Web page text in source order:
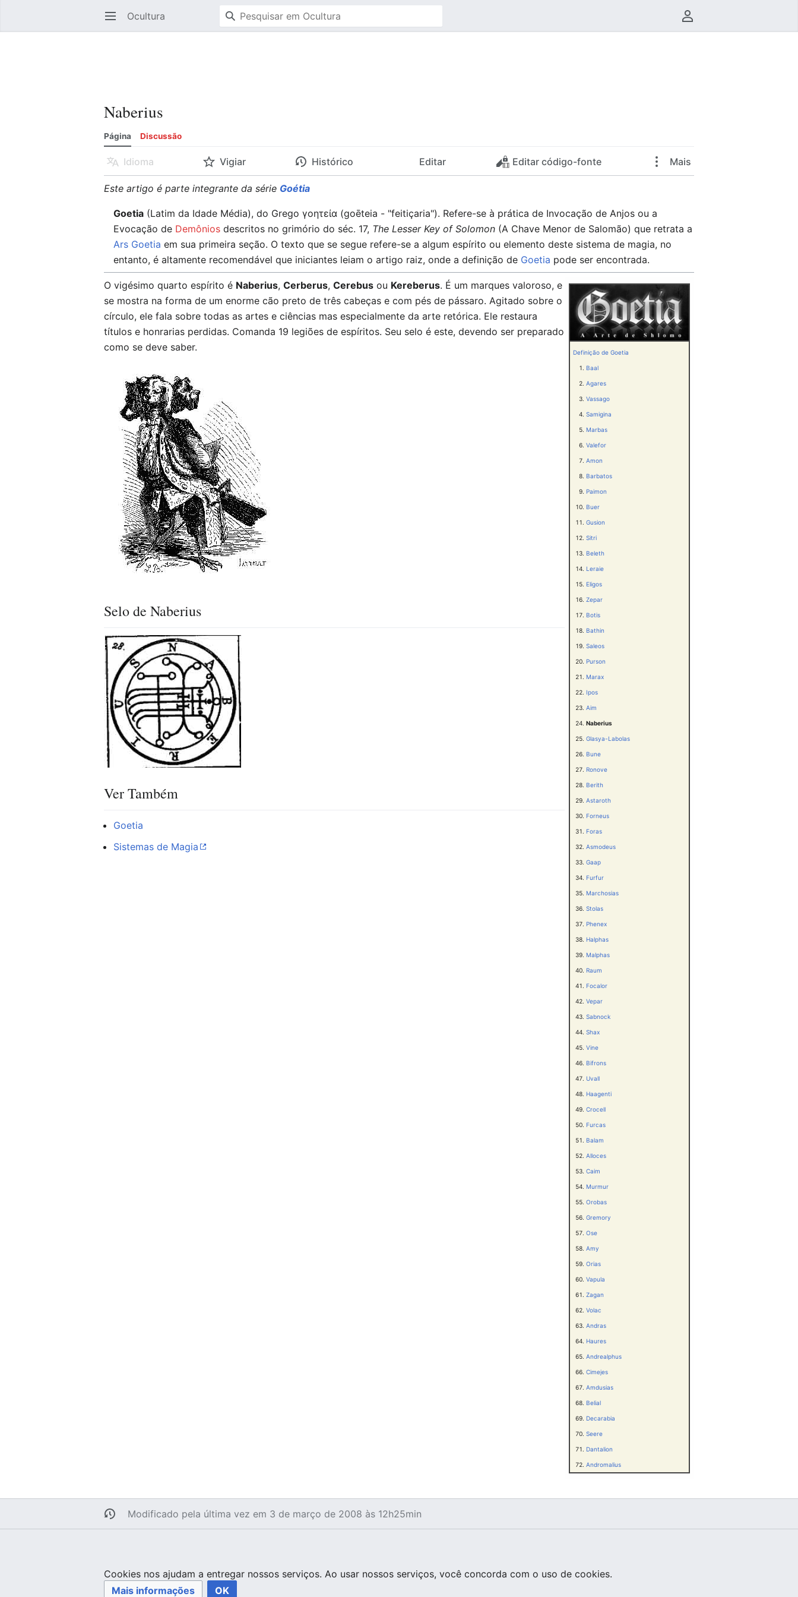
Abrir menu principal Ocultura Menu do usuário
Naberius
Página Discussão
Idioma Vigiar Histórico Editar Editar código-fonte Mais
Este artigo é parte integrante da série Goétia
Goetia (Latim da Idade Média), do Grego γοητεία (goēteia - "feitiçaria"). Refere-se à prática de Invocação de Anjos ou a
Evocação de Demônios descritos no grimório do séc. 17, The Lesser Key of Solomon (A Chave Menor de Salomão) que retrata a
Ars Goetia em sua primeira seção. O texto que se segue refere-se a algum espírito ou elemento deste sistema de magia, no
entanto, é altamente recomendável que iniciantes leiam o artigo raiz, onde a definição de Goetia pode ser encontrada.
Definição de Goetia
Baal
Agares
Vassago
Samigina
Marbas
Valefor
Amon
Barbatos
Paimon
Buer
Gusion
Sitri
Beleth
Leraie
Eligos
Zepar
Botis
Bathin
Saleos
Purson
Marax
Ipos
Aim
Naberius
Glasya-Labolas
Bune
Ronove
Berith
Astaroth
Forneus
Foras
Asmodeus
Gaap
Furfur
Marchosias
Stolas
Phenex
Halphas
Malphas
Raum
Focalor
Vepar
Sabnock
Shax
Vine
Bifrons
Uvall
Haagenti
Crocell
Furcas
Balam
Alloces
Caim
Murmur
Orobas
Gremory
Ose
Amy
Orias
Vapula
Zagan
Volac
Andras
Haures
Andrealphus
Cimejes
Amdusias
Belial
Decarabia
Seere
Dantalion
Andromalius
O vigésimo quarto espírito é Naberius,Cerberus,Cerebus ou Kereberus. É um marques valoroso, e
se mostra na forma de um enorme cão preto de três cabeças e com pés de pássaro. Agitado sobre o
círculo, ele fala sobre todas as artes e ciências mas especialmente da arte retórica. Ele restaura
títulos e honrarias perdidas. Comanda 19 legiões de espíritos. Seu selo é este, devendo ser preparado
como se deve saber.
Selo de Naberius
Ver Também
Goetia
Sistemas de Magia
Modificado pela última vez em 3 de março de 2008 às 12h25min
Cookies nos ajudam a entregar nossos serviços. Ao usar nossos serviços, você concorda com o uso de cookies.
Mais informações
OK